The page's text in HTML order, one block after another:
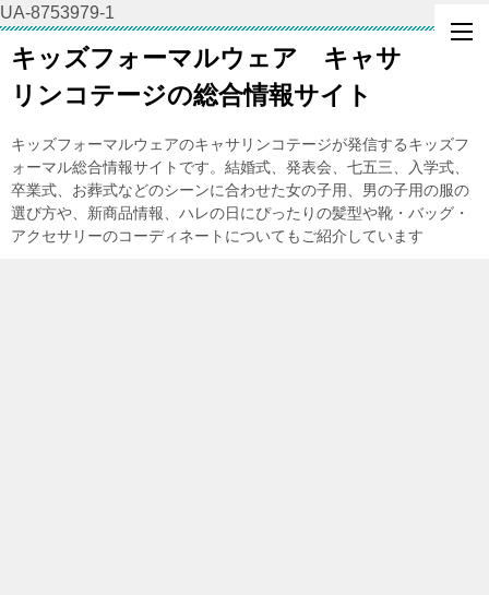
UA-8753979-1
キッズフォーマルウェア キャサ
リンコテージの総合情報サイト
キッズフォーマルウェアのキャサリンコテージが発信するキッズフ
ォーマル総合情報サイトです。結婚式、発表会、七五三、入学式、
卒業式、お葬式などのシーンに合わせた女の子用、男の子用の服の
選び方や、新商品情報、ハレの日にぴったりの髪型や靴・バッグ・
アクセサリーのコーディネートについてもご紹介しています